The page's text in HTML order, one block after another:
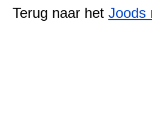
Terug naar het Joods